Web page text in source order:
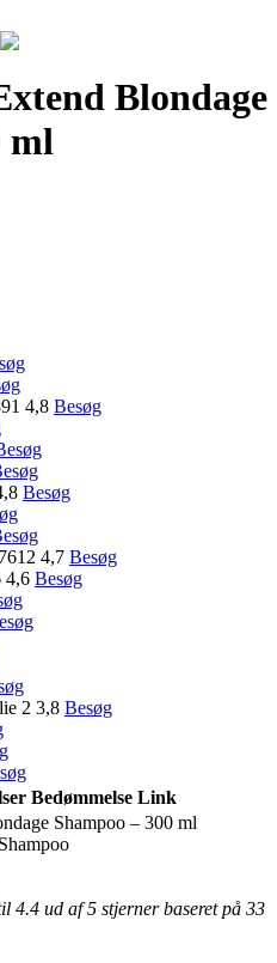
Blondage
ml
4,8 Besøg
Besøg
4,7 Besøg
4,6 Besøg
2 3,8 Besøg
Bedømmelse Link
Shampoo – 300 ml
4.4 ud af 5 stjerner baseret på 33